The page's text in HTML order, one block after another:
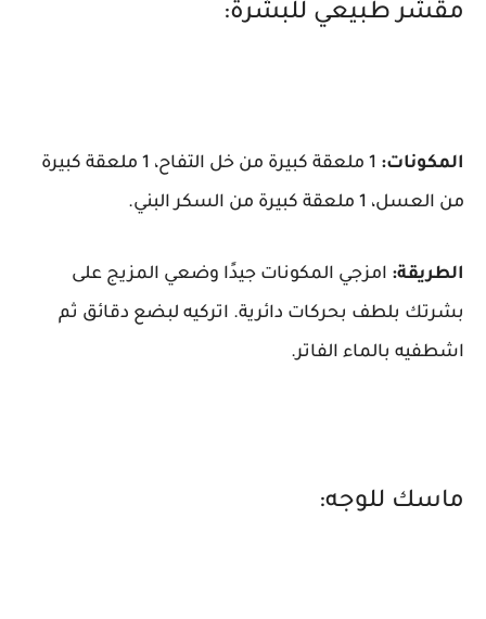
مقشر طبيعي للبشرة:
المكونات:
1 ملعقة كبيرة من خل التفاح، 1 ملعقة كبيرة
من العسل، 1 ملعقة كبيرة من السكر البني.
الطريقة: امزجي المكونات جيدًا وضعي المزيج على
بشرتك بلطف بحركات دائرية. اتركيه لبضع دقائق ثم
اشطفيه بالماء الفاتر.
ماسك للوجه: